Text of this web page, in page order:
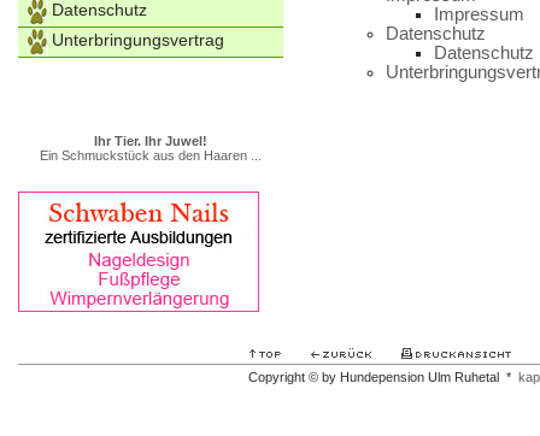
Datenschutz
Unterbringungsvertrag
Ihr Tier. Ihr Juwel!
Ein Schmuckstück aus den Haaren ...
Impressum
Datenschutz
Datenschutz
Copyright © by Hundepension Ulm Ruhetal *